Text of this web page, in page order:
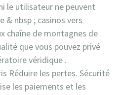
le utilisateur ne peuvent
& nbsp ; casinos vers
chaîne de montagnes de
que vous pouvez privé
véridique .
Réduire les pertes. Sécurité
les paiements et les